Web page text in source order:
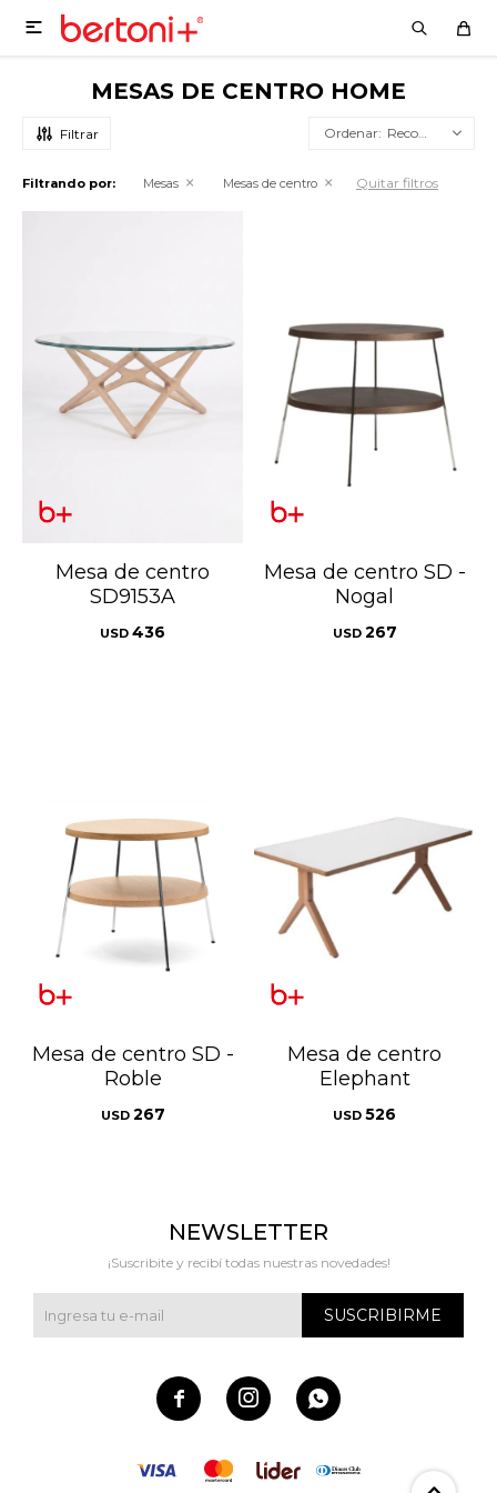

MESAS DE CENTRO HOME
Recomendados
Filtrando por: Mesas Mesas de centro Quitar filtros
Mesa de centro
SD9153A
USD 436
Mesa de centro SD -
Nogal
USD 267
Mesa de centro SD -
Roble
USD 267
Mesa de centro
Elephant
USD 526
NEWSLETTER
¡Suscribite y recibí todas nuestras novedades!
SUSCRIBIRME
  